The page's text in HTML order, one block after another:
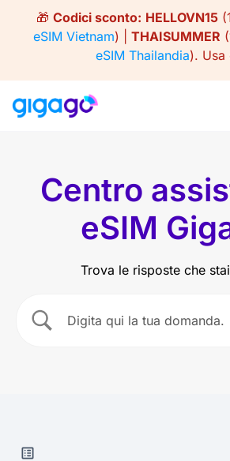
content
🎁 Codici sconto: HELLOVN15
eSIM Vietnam) | THAISUMMER
eSIM Thailandia). Usa
Centro
eSIM
Trova le risposte che